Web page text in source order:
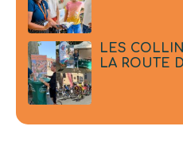
LES
LA ROUTE